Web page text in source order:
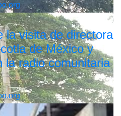
la visita de directora
de México y
la radio comunitaria